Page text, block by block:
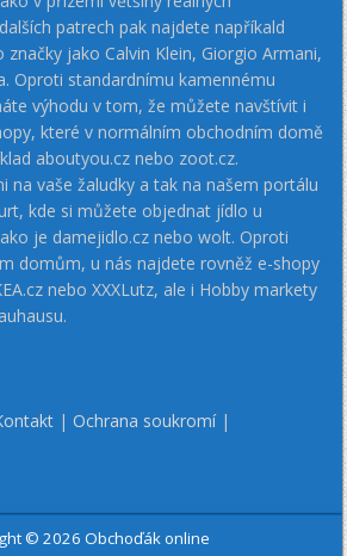
patrech pak najdete napříkald
jako Calvin Klein, Giorgio Armani,
Oproti standardnímu kamennému
výhodu v tom, že můžete navštívit i
které v normálním obchodním domě
aboutyou.cz nebo zoot.cz.
na vaše žaludky a tak na našem portálu
kde si můžete objednat jídlo u
je damejidlo.cz nebo wolt. Oproti
domům, u nás najdete rovněž e-shopy
nebo XXXLutz, ale i Hobby markety
|Ochrana soukromí|
© 2026 Obchoďák online